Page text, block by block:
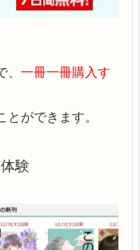
一冊一冊購入す
ができます。
験